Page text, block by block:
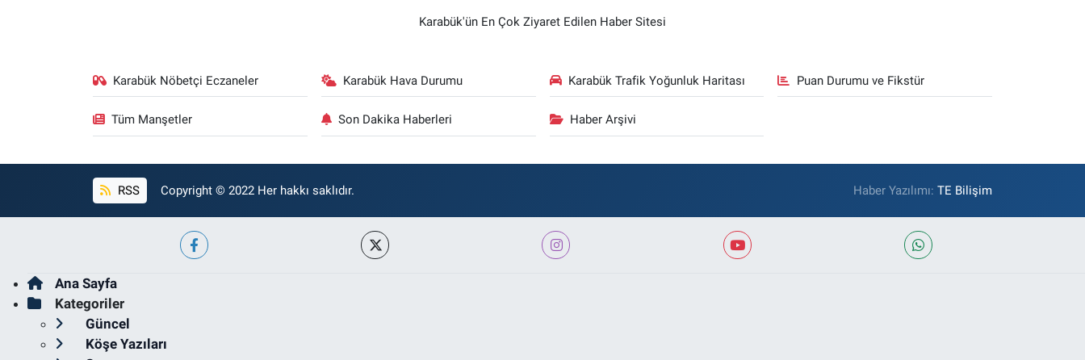
Karabük'ün En Çok Ziyaret Edilen Haber Sitesi
Karabük Nöbetçi Eczaneler Karabük Hava Durumu Karabük Trafik Yoğunluk Haritası Puan Durumu ve Fikstür
Tüm Manşetler Son Dakika Haberleri Haber Arşivi
RSS Copyright © 2022 Her hakkı saklıdır. Haber Yazılımı:TE Bilişim
Ana Sayfa
Kategoriler
Güncel
Köşe Yazıları